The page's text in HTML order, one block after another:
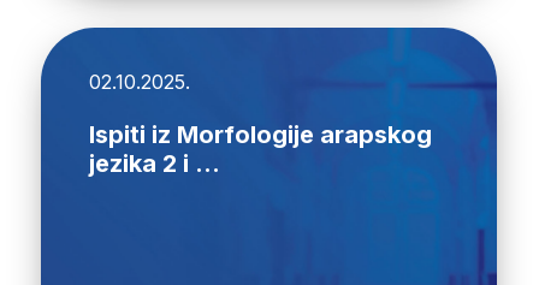
02.10.2025.
Ispiti iz Morfologije arapskog
jezika 2 i ...